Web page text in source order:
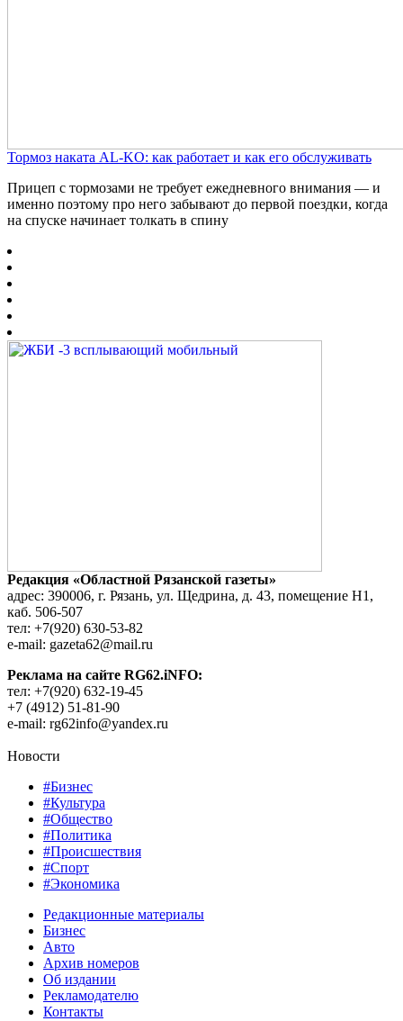
Тормоз наката AL-KO: как работает и как его обслуживать
Прицеп с тормозами не требует ежедневного внимания — и
именно поэтому про него забывают до первой поездки, когда
на спуске начинает толкать в спину
Редакция «Областной Рязанской газеты»
адрес: 390006, г. Рязань, ул. Щедрина, д. 43, помещение Н1,
каб. 506-507
тел: +7(920) 630-53-82
e-mail: gazeta62@mail.ru
Реклама на сайте RG62.iNFO:
тел: +7(920) 632-19-45
+7 (4912) 51-81-90
e-mail: rg62info@yandex.ru
Новости
#Бизнес
#Культура
#Общество
#Политика
#Происшествия
#Спорт
#Экономика
Редакционные материалы
Бизнес
Авто
Архив номеров
Об издании
Рекламодателю
Контакты